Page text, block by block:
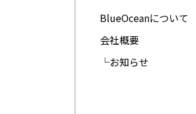
BlueOceanについて
会社概要
└お知らせ